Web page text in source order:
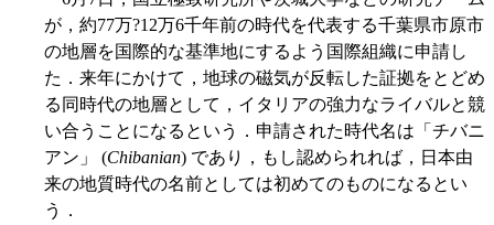
が，約77万?12万6千年前の時代を代表する千葉県市原市
の地層を国際的な基準地にするよう国際組織に申請し
た．来年にかけて，地球の磁気が反転した証拠をとどめ
る同時代の地層として，イタリアの強力なライバルと競
い合うことになるという．申請された時代名は「チバニ
アン」 (Chibanian) であり，もし認められれば，日本由
来の地質時代の名前としては初めてのものになるとい
う．